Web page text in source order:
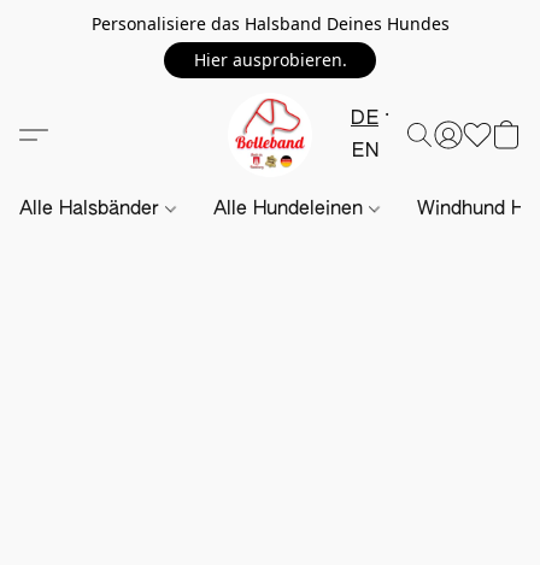
Personalisiere das Halsband Deines Hundes
Hier ausprobieren.
DE
EN
Alle Halsbänder Alle Hundeleinen Windhund